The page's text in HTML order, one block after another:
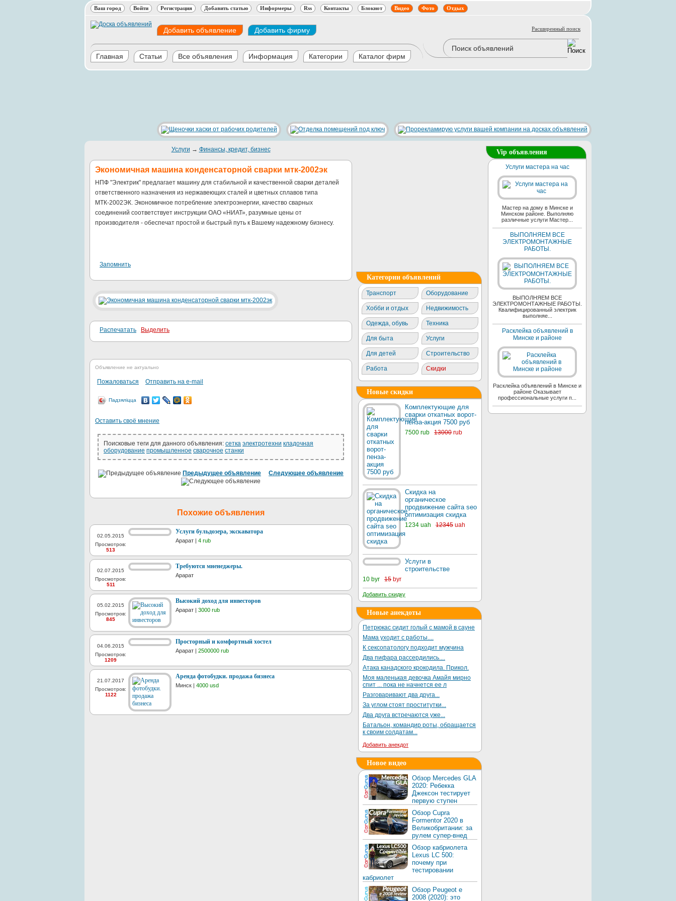
Ваш город Войти Регистрация Добавить статью Информеры Rss Контакты Блокнот Видео Фото Отдых
Добавить объявление Добавить фирму Расширенный поиск
Главная Статьи Все объявления Информация Категории Каталог фирм
Услуги → Финансы, кредит, бизнес
Экономичная машина конденсаторной сварки мтк-2002эк
НПФ "Электрик" предлагает машину для стабильной и качественной сварки деталей
ответственного назначения из нержавеющих сталей и цветных сплавов типа
МТК-2002ЭК. Экономичное потребление электроэнергии, качество сварных
соединений соответствует инструкции ОАО «НИАТ», разумные цены от
производителя - обеспечат простой и быстрый путь к Вашему надежному бизнесу.
Запомнить
Распечатать Выделить
Объявление не актуально
Пожаловаться Отправить на e-mail
Падзяліцца
Оставить своё мнение
Поисковые теги для данного объявления: сетка электротехни кладочная
оборудование промышленное сварочное станки
Предыдущее объявление Следующее объявление
Похожие объявления
02.05.2015
Просмотров:
513
Услуги бульдозера, экскаватора
Арарат | 4 rub
02.07.2015
Просмотров:
511
Требуются мненеджеры.
Арарат
05.02.2015
Просмотров:
845
Высокий доход для инвесторов
Арарат | 3000 rub
04.06.2015
Просмотров:
1209
Просторный и комфортный хостел
Арарат | 2500000 rub
21.07.2017
Просмотров:
1122
Аренда фотобудки. продажа бизнеса
Минск | 4000 usd
Категории объявлений
Транспорт Оборудование
Хобби и отдых Недвижимость
Одежда, обувь Техника
Для быта Услуги
Для детей Строительство
Работа Скидки
Новые скидки
Комплектующие для
сварки откатных ворот-
пенза-акция 7500 руб
7500 rub 13000 rub
Скидка на
органическое
продвижение сайта seo
оптимизация скидка
1234 uah 12345 uah
Услуги в
строительстве
10 byr 15 byr
Добавить скидку
Новые анекдоты
Петрюкас сидит голый с мамой в сауне
Мама уходит с работы....
К сексопатологу подходит мужчина
Два пифара рассердились....
Атака канадского крокодила. Прикол.
Моя маленькая девочка Амайя мирно
спит ... пока не начнется ее л
Разговаривают два друга...
За углом стоят проститутки...
Два друга встречаются уже...
Батальон, командир роты, обращается
к своим солдатам...
Добавить анекдот
Новое видео
Обзор Mercedes GLA
2020: Ребекка
Джексон тестирует
первую ступен
Обзор Cupra
Formentor 2020 в
Великобритании: за
рулем супер-внед
Обзор кабриолета
Lexus LC 500:
почему при
тестировании
кабриолет
Обзор Peugeot e
2008 (2020): это
Vip объявления
Услуги мастера на час
Мастер на дому в Минске и
Минском районе. Выполняю
различные услуги Мастер...
ВЫПОЛНЯЕМ ВСЕ
ЭЛЕКТРОМОНТАЖНЫЕ
РАБОТЫ.
ВЫПОЛНЯЕМ ВСЕ
ЭЛЕКТРОМОНТАЖНЫЕ РАБОТЫ.
Квалифицированный электрик
выполняе...
Расклейка объявлений в
Минске и районе
Расклейка объявлений в Минске и
районе Оказывает
профессиональные услуги п...